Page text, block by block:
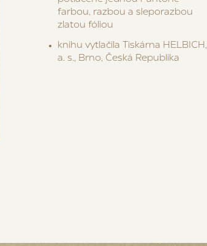
farbou, razbou a sleporazbou
zlatou fóliou
knihu vytlačila Tiskárna HELBICH,
a. s., Brno, Česká Republika